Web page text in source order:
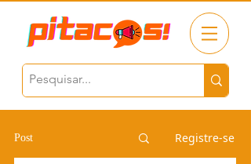
Post Registre-se